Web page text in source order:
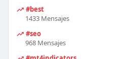
#best
1433 Mensajes
#seo
968 Mensajes